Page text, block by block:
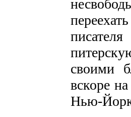
своими
вскоре
Нью-